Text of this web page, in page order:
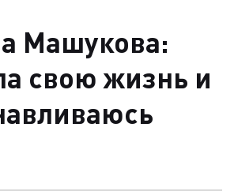
Машукова:
свою жизнь и